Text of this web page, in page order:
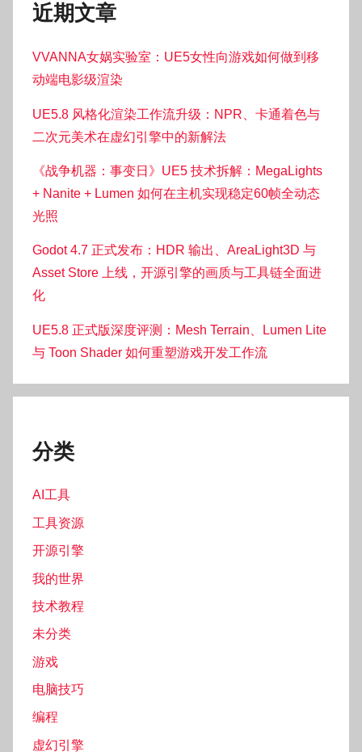
近期文章
VVANNA女娲实验室：UE5女性向游戏如何做到移
动端电影级渲染
UE5.8 风格化渲染工作流升级：NPR、卡通着色与
二次元美术在虚幻引擎中的新解法
《战争机器：事变日》UE5 技术拆解：MegaLights
+ Nanite + Lumen 如何在主机实现稳定60帧全动态
光照
Godot 4.7 正式发布：HDR 输出、AreaLight3D 与
Asset Store 上线，开源引擎的画质与工具链全面进
化
UE5.8 正式版深度评测：Mesh Terrain、Lumen Lite
与 Toon Shader 如何重塑游戏开发工作流
分类
AI工具
工具资源
开源引擎
我的世界
技术教程
未分类
游戏
电脑技巧
编程
虚幻引擎